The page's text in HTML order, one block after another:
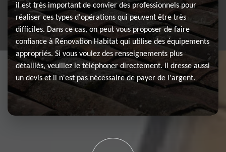
il est très important de convier des professionnels pour
réaliser ces types d'opérations qui peuvent être très
difficiles. Dans ce cas, on peut vous proposer de faire
confiance à Rénovation Habitat qui utilise des équipements
appropriés. Si vous voulez des renseignements plus
détaillés, veuillez le téléphoner directement. Il dresse aussi
un devis et il n'est pas nécessaire de payer de l'argent.